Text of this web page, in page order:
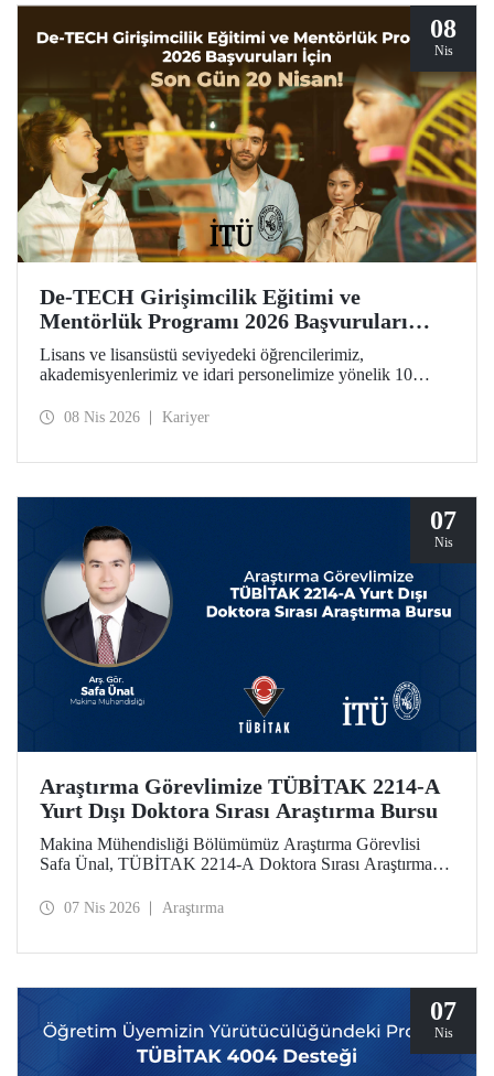
08
Nis
De-TECH Girişimcilik Eğitimi ve
Mentörlük Programı 2026 Başvuruları
Başladı
Lisans ve lisansüstü seviyedeki öğrencilerimiz,
akademisyenlerimiz ve idari personelimize yönelik 10
Programı başvuruları için son gün 20 Nisan! Katılımcılar
08 Nis 2026 Kariyer
07
Nis
Araştırma Görevlimize TÜBİTAK 2214-A
Yurt Dışı Doktora Sırası Araştırma Bursu
Makina Mühendisliği Bölümümüz Araştırma Görevlisi
Safa Ünal, TÜBİTAK 2214-A Doktora Sırası Araştırma
07 Nis 2026 Araştırma
07
Nis